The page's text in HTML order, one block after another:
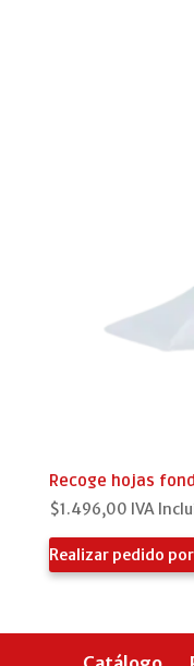
Recoge hojas
$1.496,00 IVA
Realizar pedido